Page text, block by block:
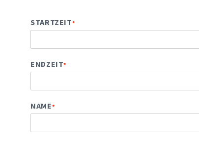
STARTZEIT*
ENDZEIT*
NAME*